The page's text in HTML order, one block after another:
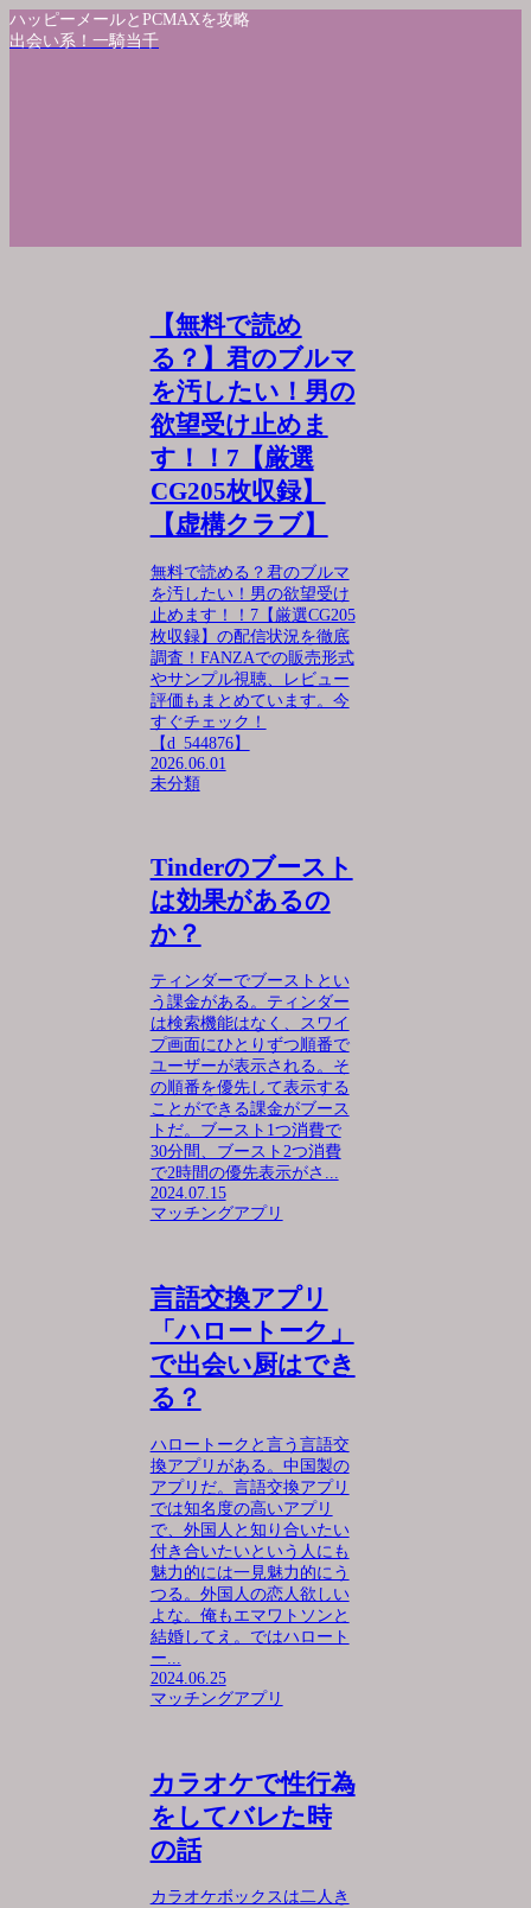
ハッピーメールとPCMAXを攻略
出会い系！一騎当千
【無料で読め
る？】君のブルマ
を汚したい！男の
欲望受け止めま
す！！7【厳選
CG205枚収録】
【虚構クラブ】
無料で読める？君のブルマ
を汚したい！男の欲望受け
止めます！！7【厳選CG205
枚収録】の配信状況を徹底
調査！FANZAでの販売形式
やサンプル視聴、レビュー
評価もまとめています。今
すぐチェック！
【d_544876】
2026.06.01
未分類
Tinderのブースト
は効果があるの
か？
ティンダーでブーストとい
う課金がある。ティンダー
は検索機能はなく、スワイ
プ画面にひとりずつ順番で
ユーザーが表示される。そ
の順番を優先して表示する
ことができる課金がブース
トだ。ブースト1つ消費で
30分間、ブースト2つ消費
で2時間の優先表示がさ...
2024.07.15
マッチングアプリ
言語交換アプリ
「ハロートーク」
で出会い厨はでき
る？
ハロートークと言う言語交
換アプリがある。中国製の
アプリだ。言語交換アプリ
では知名度の高いアプリ
で、外国人と知り合いたい
付き合いたいという人にも
魅力的には一見魅力的にう
つる。外国人の恋人欲しい
よな。俺もエマワトソンと
結婚してえ。ではハロート
ー...
2024.06.25
マッチングアプリ
カラオケで性行為
をしてバレた時
の話
カラオケボックスは二人き